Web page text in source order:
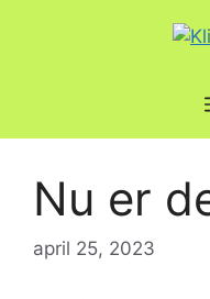
Nu er
april 25, 2023